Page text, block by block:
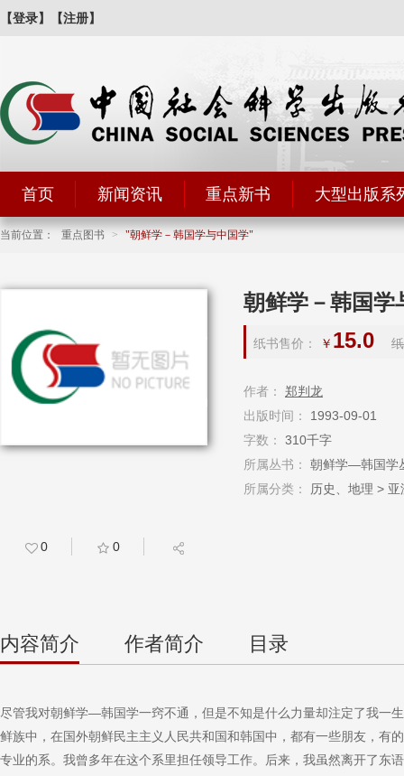
【登录】 【注册】
首页 新闻资讯 重点新书 大型出版系
当前位置： 重点图书 > 朝鲜学－韩国学与中国学
朝鲜学－韩国学
纸书售价： ￥ 15.0
作者：
郑判龙
出版时间：
1993-09-01
字数：
310千字
所属丛书：
朝鲜学—韩国学
所属分类：
历史、地理 >
0 0
内容简介 作者简介 目录
尽管我对朝鲜学—韩国学一窍不通，但是不知是什么力量却注定了我一
鲜族中，在国外朝鲜民主主义人民共和国和韩国中，都有一些朋友，
专业的系。我曾多年在这个系里担任领导工作。后来，我虽然离开了